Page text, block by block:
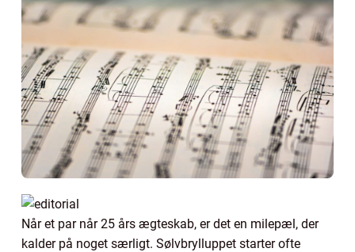
Når et par når 25 års ægteskab, er det en milepæl, der
kalder på noget særligt. Sølvbrylluppet starter ofte